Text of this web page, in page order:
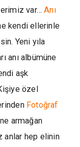
var…Anı
kendi ellerinle
Yeni yıla
anı albümüne
aşk
özel
Fotoğraf
armağan
anlar hep elinin